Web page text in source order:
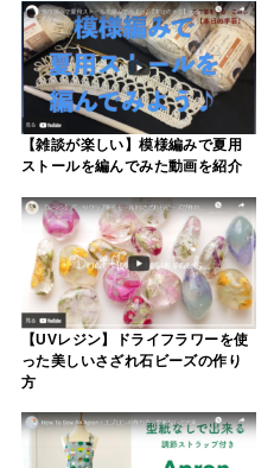
【雑談が楽しい】模様編みで夏用
ストールを編んでみた動画を紹介
【UVレジン】ドライフラワーを使
った美しいさざれ石ビーズの作り
方